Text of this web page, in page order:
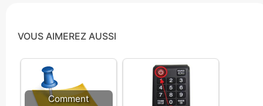
VOUS AIMEREZ AUSSI
Comment